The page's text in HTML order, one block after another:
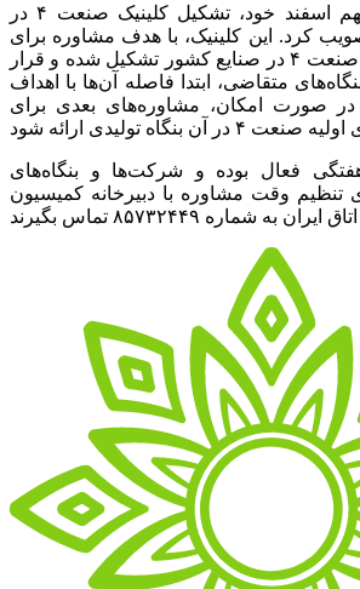
این کمیته در جلسه نهم اسفند خود، تشکیل کلینیک صنعت ۴ در
کرد. این کلینیک، با هدف مشاوره برای
استقرار گام‌های اولیه صنعت ۴ در صنایع کشور تشکیل شده و قرار
متقاضی، ابتدا فاصله آن‌ها با اهداف
و در صورت امکان، مشاوره‌های بعدی برای
فعال بوده و شرکت‌ها و بنگاه‌های
تنظیم وقت مشاوره با دبیرخانه کمیسیون